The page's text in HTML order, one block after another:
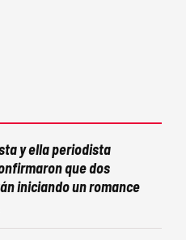
y ella periodista
que dos
iniciando un romance